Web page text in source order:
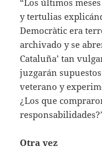
y tertulias
Democràtic era
archivado y se
Cataluña’ tan
juzgarán
veterano y
¿Los que
Otra vez